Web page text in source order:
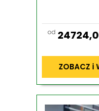
od
ZOBACZ i